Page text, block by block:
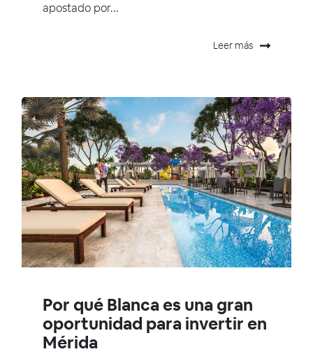
apostado por...
Leer más
Por qué Blanca es una gran
oportunidad para invertir en
Mérida